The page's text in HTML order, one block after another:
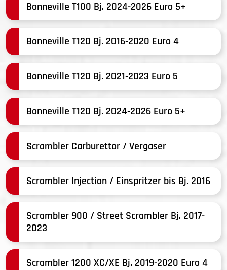
Bonneville T100 Bj. 2024-2026 Euro 5+
Bonneville T120 Bj. 2016-2020 Euro 4
Bonneville T120 Bj. 2021-2023 Euro 5
Bonneville T120 Bj. 2024-2026 Euro 5+
Scrambler Carburettor / Vergaser
Scrambler Injection / Einspritzer bis Bj. 2016
Scrambler 900 / Street Scrambler Bj. 2017-
2023
Scrambler 1200 XC/XE Bj. 2019-2020 Euro 4